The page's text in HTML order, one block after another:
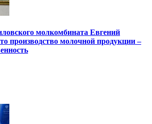
молкомбината Евгений
производство молочной продукции –